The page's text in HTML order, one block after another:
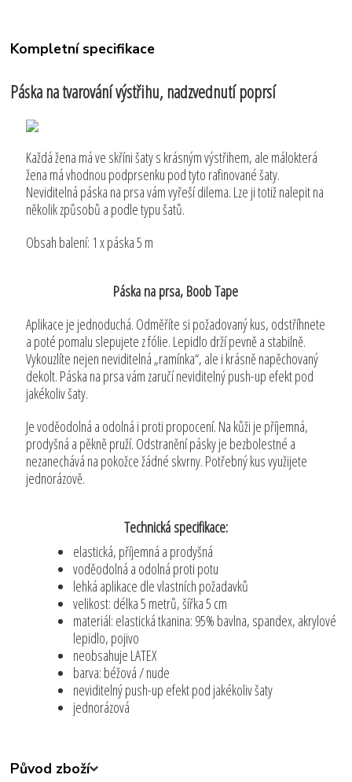
Kompletní specifikace
Páska na tvarování výstřihu, nadzvednutí poprsí
Každá žena má ve skříni šaty s krásným výstřihem, ale málokterá
žena má vhodnou podprsenku pod tyto rafinované šaty.
Neviditelná páska na prsa vám vyřeší dilema. Lze ji totiž nalepit na
několik způsobů a podle typu šatů.
Obsah balení: 1 x páska 5 m
Páska na prsa, Boob Tape
Aplikace je jednoduchá. Odměříte si požadovaný kus, odstříhnete
a poté pomalu slepujete z fólie. Lepidlo drží pevně a stabilně.
Vykouzlíte nejen neviditelná „ramínka“, ale i krásně napěchovaný
dekolt. Páska na prsa vám zaručí neviditelný push-up efekt pod
jakékoliv šaty.
Je voděodolná a odolná i proti propocení. Na kůži je příjemná,
prodyšná a pěkně pruží. Odstranění pásky je bezbolestné a
nezanechává na pokožce žádné skvrny. Potřebný kus využijete
jednorázově.
Technická specifikace:
elastická, příjemná a prodyšná
voděodolná a odolná proti potu
lehká aplikace dle vlastních požadavků
velikost: délka 5 metrů, šířka 5 cm
materiál: elastická tkanina: 95% bavlna, spandex, akrylové
lepidlo, pojivo
neobsahuje LATEX
barva: béžová / nude
neviditelný push-up efekt pod jakékoliv šaty
jednorázová
Původ zboží